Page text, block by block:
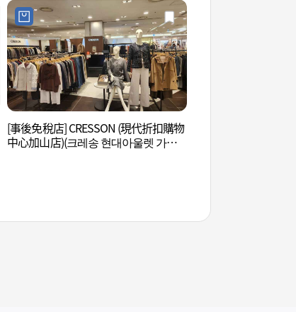
[事後免稅店] CRESSON (現代折扣購物
中心加山店)(크레송 현대아울렛 가산